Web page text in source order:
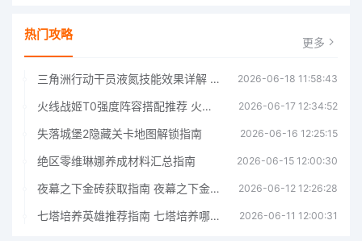
热门攻略 更多
三角洲行动干员液氮技能效果详解 三角洲行动干员液氮技能介绍 2026-06-18 11:58:43
火线战姬T0强度阵容搭配推荐 火线战姬T0强度阵容哪个好 2026-06-17 12:34:52
失落城堡2隐藏关卡地图解锁指南 2026-06-16 12:25:15
绝区零维琳娜养成材料汇总指南 2026-06-15 12:00:30
夜幕之下金砖获取指南 夜幕之下金砖获取方法 2026-06-12 12:26:28
七塔培养英雄推荐指南 七塔培养哪个英雄好 2026-06-11 12:00:31